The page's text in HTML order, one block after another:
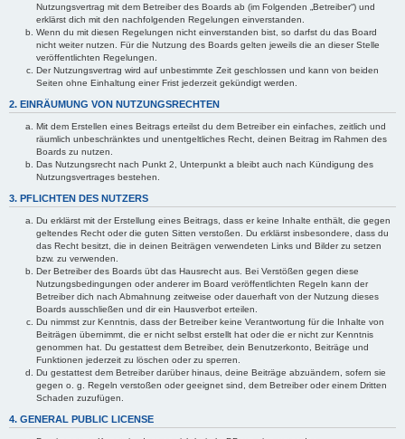
Nutzungsvertrag mit dem Betreiber des Boards ab (im Folgenden „Betreiber“) und
erklärst dich mit den nachfolgenden Regelungen einverstanden.
Wenn du mit diesen Regelungen nicht einverstanden bist, so darfst du das Board
nicht weiter nutzen. Für die Nutzung des Boards gelten jeweils die an dieser Stelle
veröffentlichten Regelungen.
Der Nutzungsvertrag wird auf unbestimmte Zeit geschlossen und kann von beiden
Seiten ohne Einhaltung einer Frist jederzeit gekündigt werden.
2. EINRÄUMUNG VON NUTZUNGSRECHTEN
Mit dem Erstellen eines Beitrags erteilst du dem Betreiber ein einfaches, zeitlich und
räumlich unbeschränktes und unentgeltliches Recht, deinen Beitrag im Rahmen des
Boards zu nutzen.
Das Nutzungsrecht nach Punkt 2, Unterpunkt a bleibt auch nach Kündigung des
Nutzungsvertrages bestehen.
3. PFLICHTEN DES NUTZERS
Du erklärst mit der Erstellung eines Beitrags, dass er keine Inhalte enthält, die gegen
geltendes Recht oder die guten Sitten verstoßen. Du erklärst insbesondere, dass du
das Recht besitzt, die in deinen Beiträgen verwendeten Links und Bilder zu setzen
bzw. zu verwenden.
Der Betreiber des Boards übt das Hausrecht aus. Bei Verstößen gegen diese
Nutzungsbedingungen oder anderer im Board veröffentlichten Regeln kann der
Betreiber dich nach Abmahnung zeitweise oder dauerhaft von der Nutzung dieses
Boards ausschließen und dir ein Hausverbot erteilen.
Du nimmst zur Kenntnis, dass der Betreiber keine Verantwortung für die Inhalte von
Beiträgen übernimmt, die er nicht selbst erstellt hat oder die er nicht zur Kenntnis
genommen hat. Du gestattest dem Betreiber, dein Benutzerkonto, Beiträge und
Funktionen jederzeit zu löschen oder zu sperren.
Du gestattest dem Betreiber darüber hinaus, deine Beiträge abzuändern, sofern sie
gegen o. g. Regeln verstoßen oder geeignet sind, dem Betreiber oder einem Dritten
Schaden zuzufügen.
4. GENERAL PUBLIC LICENSE